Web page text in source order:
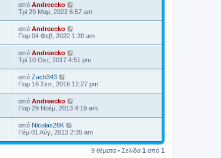
από Andreecko
Τρί 29 Μαρ, 2022 6:57 am
από Andreecko
Παρ 04 Φεβ, 2022 1:20 am
από Andreecko
Τρί 10 Οκτ, 2017 4:51 pm
από Zach343
Παρ 16 Σεπ, 2016 12:27 pm
από Andreecko
Παρ 29 Νοέμ, 2013 4:19 am
από Nicolas26K
Πέμ 01 Αύγ, 2013 2:35 am
9 θέματα • Σελίδα 1 από 1